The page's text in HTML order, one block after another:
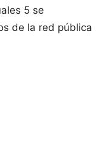
5 se
de la red pública